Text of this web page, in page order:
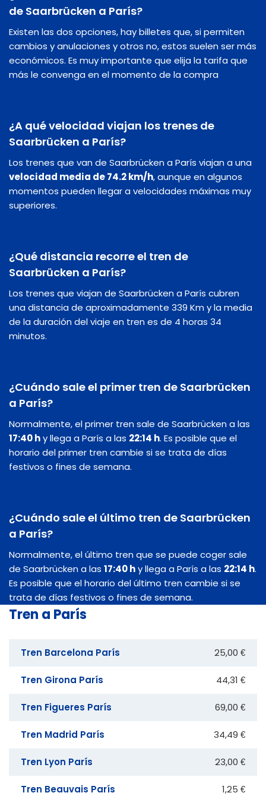
de Saarbrücken a París?
Existen las dos opciones, hay billetes que, si permiten
cambios y anulaciones y otros no, estos suelen ser más
económicos. Es muy importante que elija la tarifa que
más le convenga en el momento de la compra
¿A qué velocidad viajan los trenes de
Saarbrücken a París?
Los trenes que van de Saarbrücken a París viajan a una
velocidad media de 74.2 km/h, aunque en algunos
momentos pueden llegar a velocidades máximas muy
superiores.
¿Qué distancia recorre el tren de
Saarbrücken a París?
Los trenes que viajan de Saarbrücken a París cubren
una distancia de aproximadamente 339 Km y la media
de la duración del viaje en tren es de 4 horas 34
minutos.
¿Cuándo sale el primer tren de Saarbrücken
a París?
Normalmente, el primer tren sale de Saarbrücken a las
17:40 hy llega a París a las 22:14 h. Es posible que el
horario del primer tren cambie si se trata de días
festivos o fines de semana.
¿Cuándo sale el último tren de Saarbrücken
a París?
Normalmente, el último tren que se puede coger sale
de Saarbrücken a las 17:40 hy llega a París a las 22:14 h.
Es posible que el horario del último tren cambie si se
trata de días festivos o fines de semana.
Tren a París
Tren Barcelona París 25,00 €
Tren Girona París 44,31 €
Tren Figueres París 69,00 €
Tren Madrid París 34,49 €
Tren Lyon París 23,00 €
Tren Beauvais París 1,25 €